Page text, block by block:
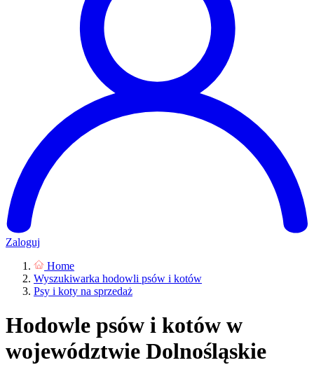
Zaloguj
Home
Wyszukiwarka hodowli psów i kotów
Psy i koty na sprzedaż
Hodowle psów i kotów w
województwie Dolnośląskie